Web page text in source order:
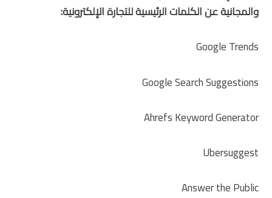
والمجانية عن الكلمات الرئيسية للتجارة الإلكترونية:
Google Trends
Google Search Suggestions
Ahrefs Keyword Generator
Ubersuggest
Answer the Public